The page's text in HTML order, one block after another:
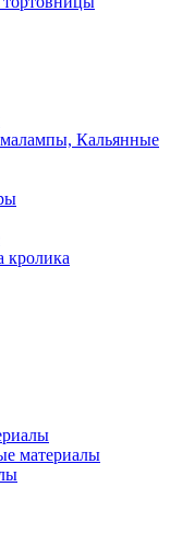
Кальянные
кролика
материалы